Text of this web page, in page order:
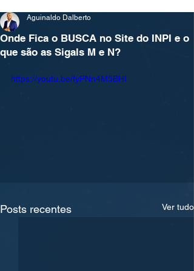
Onde Fica o BUSCA no Site do INPI e o
que são as Sigals M e N?
Aguinaldo Dalberto
https://youtu.be/fyPNn4M5BHI
Posts recentes Ver tudo